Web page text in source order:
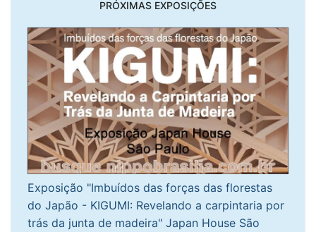
PRÓXIMAS EXPOSIÇÕES
Exposição "Imbuídos das forças das florestas
do Japão - KIGUMI: Revelando a carpintaria por
trás da junta de madeira" Japan House São